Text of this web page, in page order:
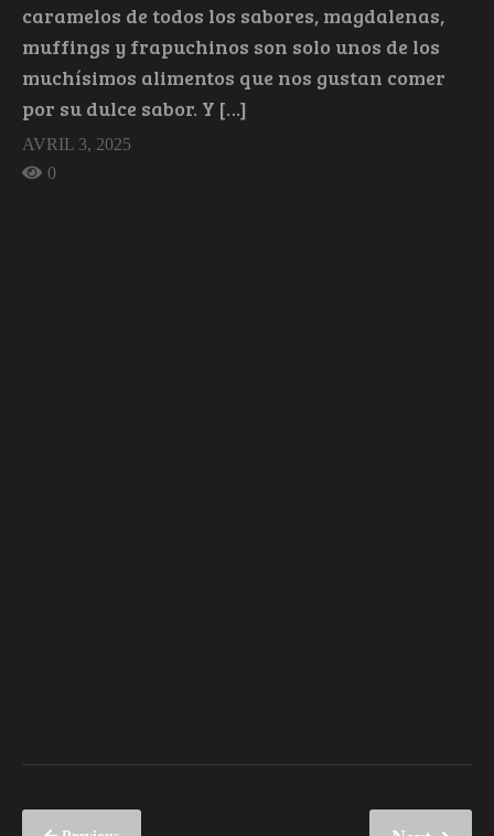
caramelos de todos los sabores, magdalenas,
muffings y frapuchinos son solo unos de los
muchísimos alimentos que nos gustan comer
por su dulce sabor. Y […]
AVRIL 3, 2025
0